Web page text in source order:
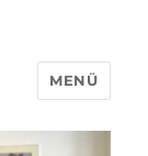
MENÜ